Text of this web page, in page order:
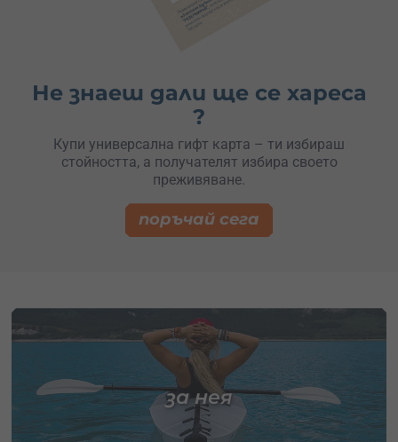
Не знаеш дали ще се хареса
?
Купи универсална гифт карта – ти избираш
стойността, а получателят избира своето
преживяване.
поръчай сега
за нея